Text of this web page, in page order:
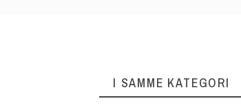
I SAMME KATEGORI